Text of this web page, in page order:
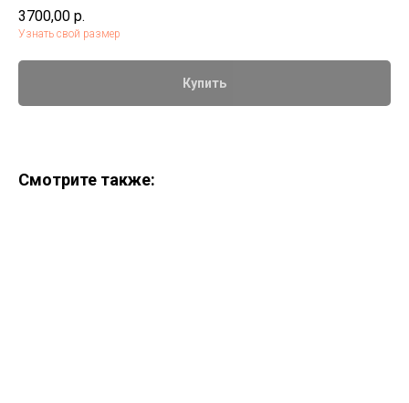
3700,00 р.
Узнать свой размер
Купить
Смотрите также: